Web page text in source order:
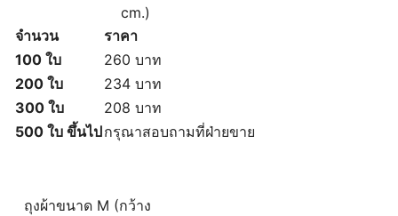
cm.)
จำนวน
ราคา
100 ใบ
260 บาท
200 ใบ
234 บาท
300 ใบ
208 บาท
500 ใบ ขึ้นไปกรุณาสอบถามที่ฝ่ายขาย
ถุงผ้าขนาด M (กว้าง